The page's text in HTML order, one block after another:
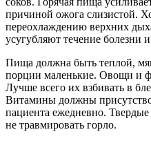
причиной ожога слизистой.
переохлаждению верхних
усугубляют течение болезни
Пища должна быть теплой,
порции маленькие. Овощи и
Лучше всего их взбивать в
Витамины должны
пациента ежедневно.
не травмировать горло.